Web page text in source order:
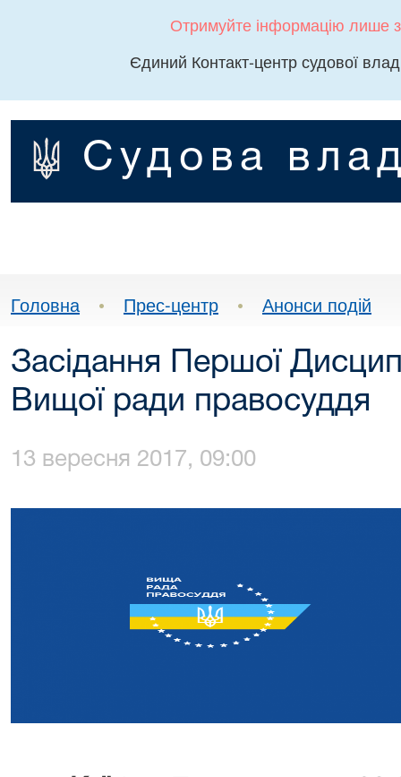
Отримуйте інформацію лише
Єдиний Контакт-центр судової
Судова
Головна • Прес-центр • Анонси подій
Засідання Першої
Вищої ради правосуддя
13 вересня 2017, 09:00